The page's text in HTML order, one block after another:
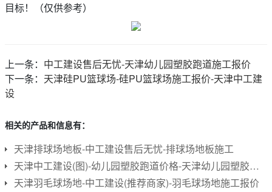
目标！（仅供参考）
上一条： 中工建设售后无忧-天津幼儿园塑胶跑道施工报价
下一条： 天津硅PU篮球场-硅PU篮球场施工报价-天津中工建
设
相关的产品和信息有：
天津排球场地板-中工建设售后无忧-排球场地板施工
天津中工建设(图)-幼儿园塑胶跑道价格-天津幼儿园塑胶跑道
天津羽毛球场地-中工建设(推荐商家)-羽毛球场地施工报价